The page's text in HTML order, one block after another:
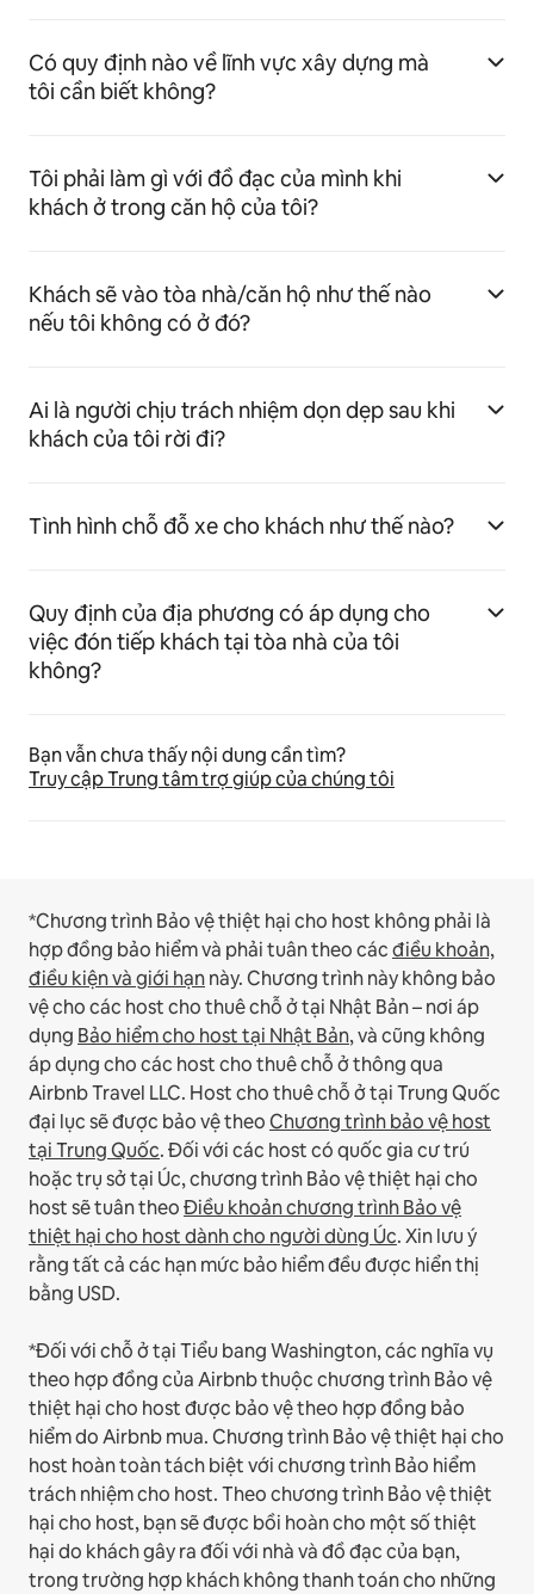
Có quy định nào về lĩnh vực xây dựng mà
tôi cần biết không?
Tôi phải làm gì với đồ đạc của mình khi
khách ở trong căn hộ của tôi?
Khách sẽ vào tòa nhà/căn hộ như thế nào
nếu tôi không có ở đó?
Ai là người chịu trách nhiệm dọn dẹp sau khi
khách của tôi rời đi?
Tình hình chỗ đỗ xe cho khách như thế nào?
Quy định của địa phương có áp dụng cho
việc đón tiếp khách tại tòa nhà của tôi
không?
Bạn vẫn chưa thấy nội dung cần tìm?
Truy cập Trung tâm trợ giúp của chúng tôi
*Chương trình Bảo vệ thiệt hại cho host không phải là
hợp đồng bảo hiểm và phải tuân theo cácđiều khoản,
điều kiện và giới hạnnày.Chương trình này không bảo
vệ cho các host cho thuê chỗ ở tại Nhật Bản – nơi áp
dụng Bảo hiểm cho host tại Nhật Bản, và cũng không
áp dụng cho các host cho thuê chỗ ở thông qua
Airbnb Travel LLC. Host cho thuê chỗ ở tại Trung Quốc
đại lục sẽ được bảo vệ theoChương trình bảo vệ host
tại Trung Quốc.Đối với các host có quốc gia cư trú
hoặc trụ sở tại Úc, chương trình Bảo vệ thiệt hại cho
host sẽ tuân theoĐiều khoản chương trình Bảo vệ
thiệt hại cho host dành cho người dùng Úc. Xin lưu ý
rằng tất cả các hạn mức bảo hiểm đều được hiển thị
bằng USD.
*Đối với chỗ ở tại Tiểu bang Washington, các nghĩa vụ
theo hợp đồng của Airbnb thuộc chương trình Bảo vệ
thiệt hại cho host được bảo vệ theo hợp đồng bảo
hiểm do Airbnb mua. Chương trình Bảo vệ thiệt hại cho
host hoàn toàn tách biệt với chương trình Bảo hiểm
trách nhiệm cho host. Theo chương trình Bảo vệ thiệt
hại cho host, bạn sẽ được bồi hoàn cho một số thiệt
hại do khách gây ra đối với nhà và đồ đạc của bạn,
trong trường hợp khách không thanh toán cho những